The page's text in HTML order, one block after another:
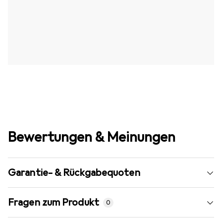
Bewertungen & Meinungen
Garantie- & Rückgabequoten
Fragen zum Produkt 0